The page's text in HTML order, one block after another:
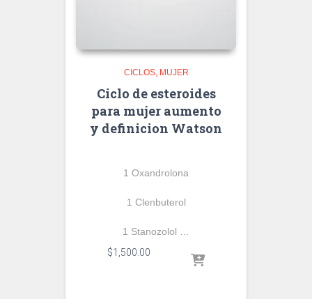
CICLOS MUJER
Ciclo de esteroides
para mujer aumento
y definicion Watson
1 Oxandrolona
1 Clenbuterol
1 Stanozolol …
$1,500.00